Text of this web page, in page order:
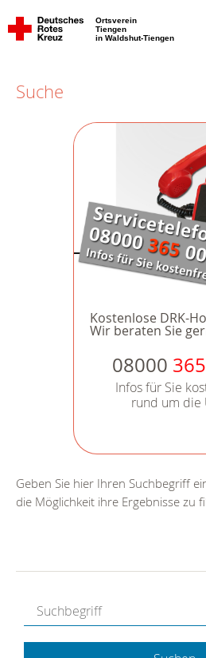
Ortsverein
Tiengen
in Waldshut-Tiengen
Suche
Kostenlose DRK-
Wir beraten Sie
08000 365
Infos für Sie
rund um die
Geben Sie hier Ihren Suchbegriff
die Möglichkeit ihre Ergebnisse zu